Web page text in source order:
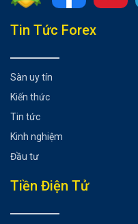
Tổng hợp bài viết
3. Đừng vội từ bỏ chiến
Có thể bạn chưa biết
Tin Tức Forex
Sàn uy tín
Kiến thức
Tin tức
Kinh nghiệm
Đầu tư
Tiền Điện Tử